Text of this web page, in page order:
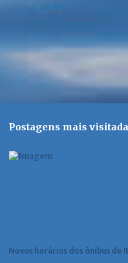
Postagens mais
Novos horários dos ônibus de